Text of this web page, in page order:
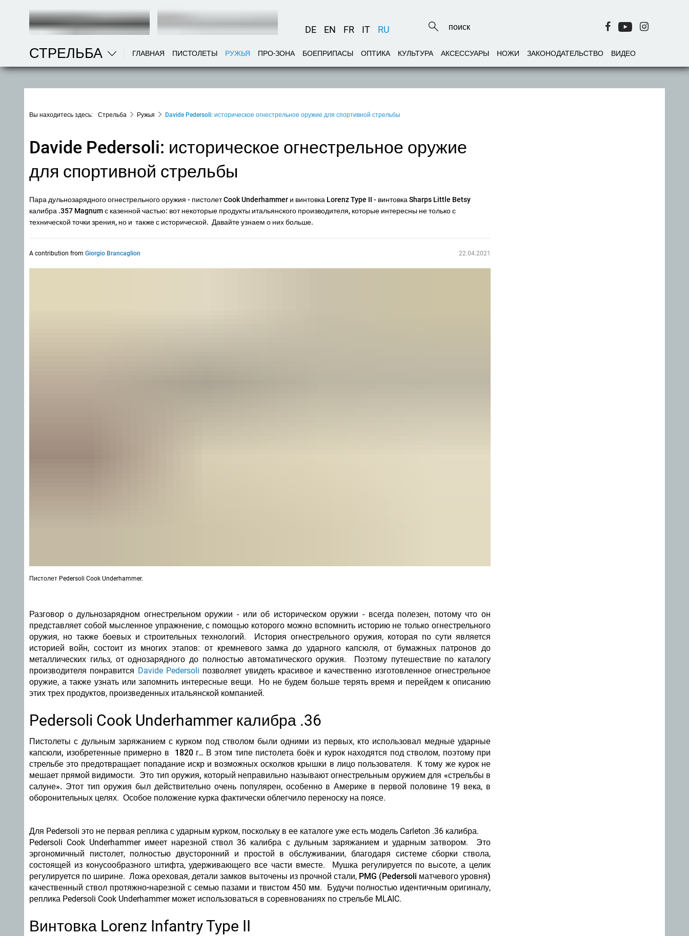
DE EN FR IT RU
СТРЕЛЬБА ГЛАВНАЯ ПИСТОЛЕТЫ РУЖЬЯ ПРО-ЗОНА БОЕПРИПАСЫ ОПТИКА КУЛЬТУРА АКСЕССУАРЫ НОЖИ ЗАКОНОДАТЕЛЬСТВО ВИДЕО
Вы находитесь здесь: Стрельба Ружья Davide Pedersoli: историческое огнестрельное оружие для спортивной стрельбы
Davide Pedersoli: историческое огнестрельное оружие
для спортивной стрельбы
Пара дульнозарядного огнестрельного оружия - пистолет Cook Underhammer и винтовка Lorenz Type II - винтовка Sharps Little Betsy
калибра .357 Magnum с казенной частью: вот некоторые продукты итальянского производителя, которые интересны не только с
технической точки зрения, но и также с исторической. Давайте узнаем о них больше.
A contribution from Giorgio Brancaglion 22.04.2021
Пистолет Pedersoli Cook Underhammer.
Разговор о дульнозарядном огнестрельном оружии - или об историческом оружии - всегда полезен, потому что он
представляет собой мысленное упражнение, с помощью которого можно вспомнить историю не только огнестрельного
оружия, но также боевых и строительных технологий. История огнестрельного оружия, которая по сути является
историей войн, состоит из многих этапов: от кремневого замка до ударного капсюля, от бумажных патронов до
металлических гильз, от однозарядного до полностью автоматического оружия. Поэтому путешествие по каталогу
производителя понравится Davide Pedersoli позволяет увидеть красивое и качественно изготовленное огнестрельное
оружие, а также узнать или запомнить интересные вещи. Но не будем больше терять время и перейдем к описанию
этих трех продуктов, произведенных итальянской компанией.
Pedersoli Cook Underhammer калибра .36
Пистолеты с дульным заряжанием с курком под стволом были одними из первых, кто использовал медные ударные
капсюли, изобретенные примерно в 1820 г.. В этом типе пистолета боёк и курок находятся под стволом, поэтому при
стрельбе это предотвращает попадание искр и возможных осколков крышки в лицо пользователя. К тому же курок не
мешает прямой видимости. Это тип оружия, который неправильно называют огнестрельным оружием для «стрельбы в
салуне». Этот тип оружия был действительно очень популярен, особенно в Америке в первой половине 19 века, в
оборонительных целях. Особое положение курка фактически облегчило переноску на поясе.
Для Pedersoli это не первая реплика с ударным курком, поскольку в ее каталоге уже есть модель Carleton .36 калибра.
Pedersoli Cook Underhammer имеет нарезной ствол 36 калибра с дульным заряжанием и ударным затвором. Это
эргономичный пистолет, полностью двусторонний и простой в обслуживании, благодаря системе сборки ствола,
состоящей из конусообразного штифта, удерживающего все части вместе. Мушка регулируется по высоте, а целик
регулируется по ширине. Ложа ореховая, детали замков выточены из прочной стали, PMG (Pedersoli матчевого уровня)
качественный ствол протяжно-нарезной с семью пазами и твистом 450 мм. Будучи полностью идентичным оригиналу,
реплика Pedersoli Cook Underhammer может использоваться в соревнованиях по стрельбе MLAIC.
Винтовка Lorenz Infantry Type II